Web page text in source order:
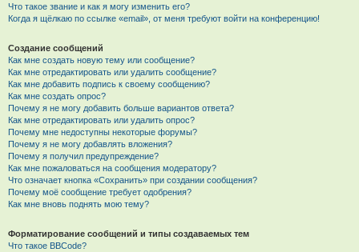
Что такое звание и как я могу изменить его?
Когда я щёлкаю по ссылке «email», от меня требуют войти на конференцию!
Создание сообщений
Как мне создать новую тему или сообщение?
Как мне отредактировать или удалить сообщение?
Как мне добавить подпись к своему сообщению?
Как мне создать опрос?
Почему я не могу добавить больше вариантов ответа?
Как мне отредактировать или удалить опрос?
Почему мне недоступны некоторые форумы?
Почему я не могу добавлять вложения?
Почему я получил предупреждение?
Как мне пожаловаться на сообщения модератору?
Что означает кнопка «Сохранить» при создании сообщения?
Почему моё сообщение требует одобрения?
Как мне вновь поднять мою тему?
Форматирование сообщений и типы создаваемых тем
Что такое BBCode?